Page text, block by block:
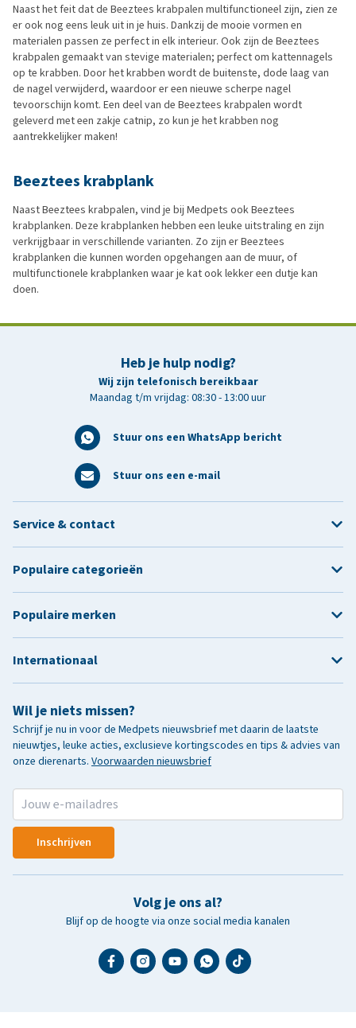
Naast het feit dat de Beeztees krabpalen multifunctioneel zijn, zien ze
er ook nog eens leuk uit in je huis. Dankzij de mooie vormen en
materialen passen ze perfect in elk interieur. Ook zijn de Beeztees
krabpalen gemaakt van stevige materialen; perfect om kattennagels
op te krabben. Door het krabben wordt de buitenste, dode laag van
de nagel verwijderd, waardoor er een nieuwe scherpe nagel
tevoorschijn komt. Een deel van de Beeztees krabpalen wordt
geleverd met een zakje catnip, zo kun je het krabben nog
aantrekkelijker maken!
Beeztees krabplank
Naast Beeztees krabpalen, vind je bij Medpets ook Beeztees
krabplanken. Deze krabplanken hebben een leuke uitstraling en zijn
verkrijgbaar in verschillende varianten. Zo zijn er Beeztees
krabplanken die kunnen worden opgehangen aan de muur, of
multifunctionele krabplanken waar je kat ook lekker een dutje kan
doen.
Heb je hulp nodig?
Wij zijn telefonisch bereikbaar
Maandag t/m vrijdag: 08:30 - 13:00 uur
Stuur ons een WhatsApp bericht
Stuur ons een e-mail
Wil je niets missen?
Schrijf je nu in voor de Medpets nieuwsbrief met daarin de laatste
nieuwtjes, leuke acties, exclusieve kortingscodes en tips & advies van
onze dierenarts. Voorwaarden nieuwsbrief
Inschrijven
Volg je ons al?
Blijf op de hoogte via onze social media kanalen
Service & contact
Populaire categorieën
Populaire merken
Internationaal